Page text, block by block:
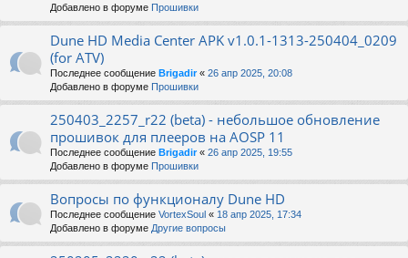
Добавлено в форуме Прошивки
Dune HD Media Center APK v1.0.1-1313-250404_0209
(for ATV)
Последнее сообщение Brigadir« 26 апр 2025, 20:08
Добавлено в форуме Прошивки
250403_2257_r22 (beta) - небольшое обновление
прошивок для плееров на AOSP 11
Последнее сообщение Brigadir« 26 апр 2025, 19:55
Добавлено в форуме Прошивки
Вопросы по функционалу Dune HD
Последнее сообщение VortexSoul « 18 апр 2025, 17:34
Добавлено в форуме Другие вопросы